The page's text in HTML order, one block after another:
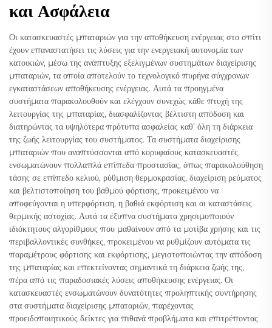
και Ασφάλεια
Οι κατασκευαστές μπαταριών για την αποθήκευση ενέργειας στο σπίτι
έχουν επαναστατήσει τις λύσεις για την ενεργειακή αυτονομία των
κατοικιών, μέσω της ανάπτυξης εξελιγμένων συστημάτων διαχείρισης
μπαταριών, τα οποία αποτελούν το τεχνολογικό πυρήνα σύγχρονων
εγκαταστάσεων αποθήκευσης ενέργειας. Αυτά τα προηγμένα
συστήματα παρακολουθούν και ελέγχουν συνεχώς κάθε πτυχή της
λειτουργίας της μπαταρίας, διασφαλίζοντας βέλτιστη απόδοση και
διατηρώντας τα υψηλότερα πρότυπα ασφαλείας καθ’ όλη τη διάρκεια
της ζωής λειτουργίας του συστήματος. Τα συστήματα διαχείρισης
μπαταριών που αναπτύσσονται από κορυφαίους κατασκευαστές
ενσωματώνουν πολλαπλά επίπεδα προστασίας, όπως παρακολούθηση
τάσης σε επίπεδο κελιού, ρύθμιση θερμοκρασίας, διαχείριση ρεύματος
και βελτιστοποίηση του βαθμού φόρτισης, προκειμένου να
αποφεύγονται η υπερφόρτιση, η βαθιά εκφόρτιση και οι καταστάσεις
θερμικής αστοχίας. Αυτά τα έξυπνα συστήματα χρησιμοποιούν
ιδιόκτητους αλγορίθμους που μαθαίνουν από τα μοτίβα χρήσης και τις
περιβαλλοντικές συνθήκες, προκειμένου να ρυθμίζουν αυτόματα τις
παραμέτρους φόρτισης και εκφόρτισης, μεγιστοποιώντας την απόδοση
της μπαταρίας και επεκτείνοντας σημαντικά τη διάρκεια ζωής της,
πέρα από τις παραδοσιακές λύσεις αποθήκευσης ενέργειας. Οι
κατασκευαστές ενσωματώνουν δυνατότητες προληπτικής συντήρησης
στα συστήματα διαχείρισης μπαταριών, παρέχοντας
προειδοποιητικούς δείκτες για πιθανά προβλήματα και επιτρέποντας